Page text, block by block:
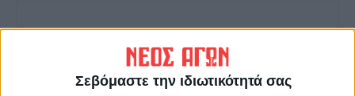
Σεβόμαστε την ιδιωτικότητά σας